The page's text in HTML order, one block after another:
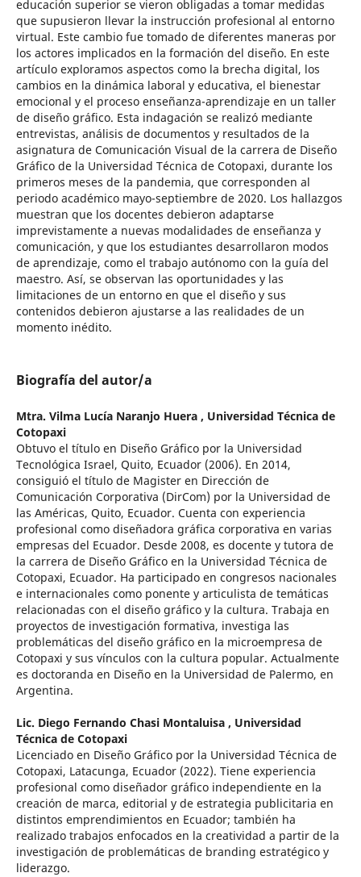
educación superior se vieron obligadas a tomar medidas
que supusieron llevar la instrucción profesional al entorno
virtual. Este cambio fue tomado de diferentes maneras por
los actores implicados en la formación del diseño. En este
artículo exploramos aspectos como la brecha digital, los
cambios en la dinámica laboral y educativa, el bienestar
emocional y el proceso enseñanza-aprendizaje en un taller
de diseño gráfico. Esta indagación se realizó mediante
entrevistas, análisis de documentos y resultados de la
asignatura de Comunicación Visual de la carrera de Diseño
Gráfico de la Universidad Técnica de Cotopaxi, durante los
primeros meses de la pandemia, que corresponden al
periodo académico mayo-septiembre de 2020. Los hallazgos
muestran que los docentes debieron adaptarse
imprevistamente a nuevas modalidades de enseñanza y
comunicación, y que los estudiantes desarrollaron modos
de aprendizaje, como el trabajo autónomo con la guía del
maestro. Así, se observan las oportunidades y las
limitaciones de un entorno en que el diseño y sus
contenidos debieron ajustarse a las realidades de un
momento inédito.
Biografía del autor/a
Mtra. Vilma Lucía Naranjo Huera , Universidad Técnica de
Cotopaxi
Obtuvo el título en Diseño Gráfico por la Universidad
Tecnológica Israel, Quito, Ecuador (2006). En 2014,
consiguió el título de Magister en Dirección de
Comunicación Corporativa (DirCom) por la Universidad de
las Américas, Quito, Ecuador. Cuenta con experiencia
profesional como diseñadora gráfica corporativa en varias
empresas del Ecuador. Desde 2008, es docente y tutora de
la carrera de Diseño Gráfico en la Universidad Técnica de
Cotopaxi, Ecuador. Ha participado en congresos nacionales
e internacionales como ponente y articulista de temáticas
relacionadas con el diseño gráfico y la cultura. Trabaja en
proyectos de investigación formativa, investiga las
problemáticas del diseño gráfico en la microempresa de
Cotopaxi y sus vínculos con la cultura popular. Actualmente
es doctoranda en Diseño en la Universidad de Palermo, en
Argentina.
Lic. Diego Fernando Chasi Montaluisa , Universidad
Técnica de Cotopaxi
Licenciado en Diseño Gráfico por la Universidad Técnica de
Cotopaxi, Latacunga, Ecuador (2022). Tiene experiencia
profesional como diseñador gráfico independiente en la
creación de marca, editorial y de estrategia publicitaria en
distintos emprendimientos en Ecuador; también ha
realizado trabajos enfocados en la creatividad a partir de la
investigación de problemáticas de branding estratégico y
liderazgo.